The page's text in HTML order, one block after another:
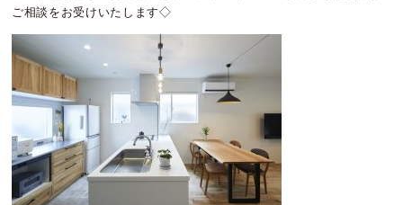
ご相談をお受けいたします◇